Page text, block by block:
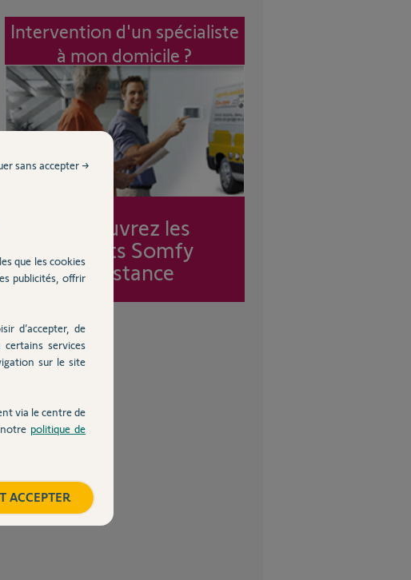
Intervention d'un spécialiste
à mon domicile ?
Découvrez les
forfaits Somfy
Assistance
que les cookies
publicités, offrir
d’accepter, de
services
sur le site
via le centre de
politique de
sans accepter →
ACCEPTER